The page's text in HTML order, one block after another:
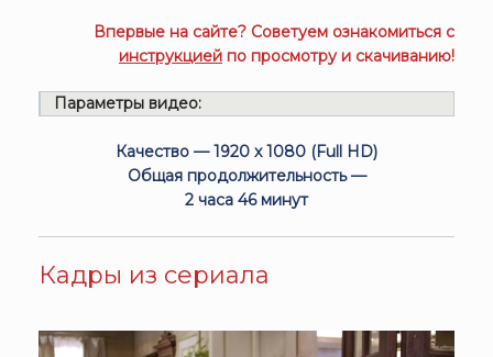
Впервые на сайте? Советуем ознакомиться с
инструкцией по просмотру и скачиванию!
Параметры видео:
Качество — 1920 x 1080 (Full HD)
Общая продолжительность —
2 часа 46 минут
Кадры из сериала